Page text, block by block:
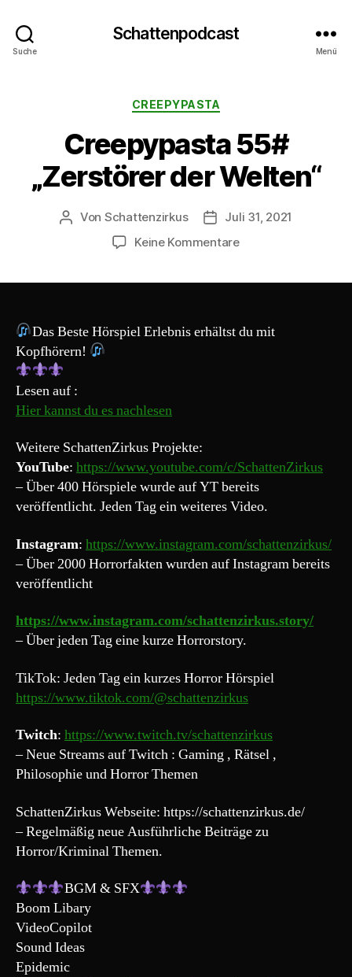
Suche
Schattenpodcast
Menü
Kategorien
CREEPYPASTA
Creepypasta 55#
„Zerstörer der Welten“
Beitragsautor
Von Schattenzirkus Beitragsdatum
Juli 31, 2021
Keine Kommentarezu
Welten“
Das Beste Hörspiel Erlebnis erhältst du mit
Kopfhörern!
Lesen auf :
Hier kannst du es nachlesen
Weitere SchattenZirkus Projekte:
YouTube: https://www.youtube.com/c/SchattenZirkus
– Über 400 Hörspiele wurde auf YT bereits
veröffentlicht. Jeden Tag ein weiteres Video.
Instagram: https://www.instagram.com/schattenzirkus/
– Über 2000 Horrorfakten wurden auf Instagram bereits
veröffentlicht
https://www.instagram.com/schattenzirkus.story/
– Über jeden Tag eine kurze Horrorstory.
TikTok: Jeden Tag ein kurzes Horror Hörspiel
https://www.tiktok.com/@schattenzirkus
Twitch: https://www.twitch.tv/schattenzirkus
– Neue Streams auf Twitch : Gaming , Rätsel ,
Philosophie und Horror Themen
SchattenZirkus Webseite: https://schattenzirkus.de/
– Regelmäßig neue Ausführliche Beiträge zu
Horror/Kriminal Themen.
BGM & SFX
Boom Libary
VideoCopilot
Sound Ideas
Epidemic